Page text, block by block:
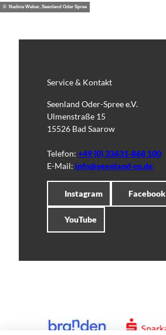
© Nadine Weber, Seenland Oder Spree
Service & Kontakt
Seenland Oder-Spree e.V.
Ulmenstraße 15
15526 Bad Saarow
Telefon: +49 (0) 33631-868 100
E-Mail: info@seenland-os.de
Instagram Facebook
YouTube